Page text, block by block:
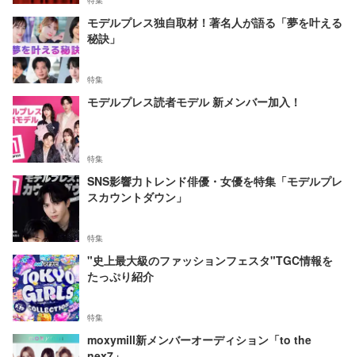
モデルプレス独自取材！著名人が語る「夢を叶える
秘訣」
特集
モデルプレス読者モデル 新メンバー加入！
特集
SNS影響力トレンド俳優・女優を特集「モデルプレ
スカウントダウン」
特集
"史上最大級のファッションフェスタ"TGC情報を
たっぷり紹介
特集
moxymill新メンバーオーディション「to the